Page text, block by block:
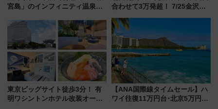
宮島」のインフィニティ温泉と
宿泊料金・アクセスは？（2026
年7月23日開業）
合わせて3万発超！ 7/25金沢大
会の日程・アクセス・観覧席ま
とめ（石川県）
東京ビッグサイト徒歩3分！ 有
明ワシントンホテル改装オープ
【ANA国際線タイムセール】ハ
ワイ往復11万円台･北京5万円台